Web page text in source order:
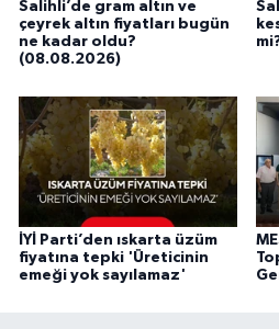
Salihli’de gram altın ve
çeyrek altın fiyatları bugün
ne kadar oldu?
(08.08.2026)
İYİ Parti’den ıskarta üzüm
fiyatına tepki 'Üreticinin
emeği yok sayılamaz'